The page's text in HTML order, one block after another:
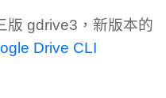
版 gdrive3，新版本的
Drive CLI